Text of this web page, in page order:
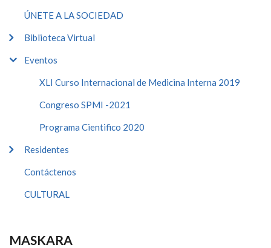
ÚNETE A LA SOCIEDAD
Biblioteca Virtual
Eventos
XLI Curso Internacional de Medicina Interna 2019
Congreso SPMI -2021
Programa Cientifico 2020
Residentes
Contáctenos
CULTURAL
MASKARA